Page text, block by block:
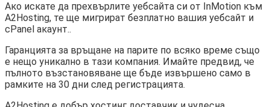
Ако искате да прехвърлите уебсайта си от InMotion към
A2Hosting, те ще мигрират безплатно вашия уебсайт и
cPanel акаунт..
Гаранцията за връщане на парите по всяко време също
е нещо уникално в тази компания. Имайте предвид, че
пълното възстановяване ще бъде извършено само в
рамките на 30 дни след регистрацията.